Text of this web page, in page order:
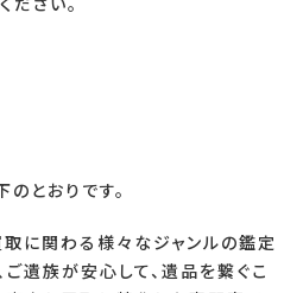
とおりです。
に関わる様々なジャンルの鑑定
遺族が安心して、遺品を繋ぐこ